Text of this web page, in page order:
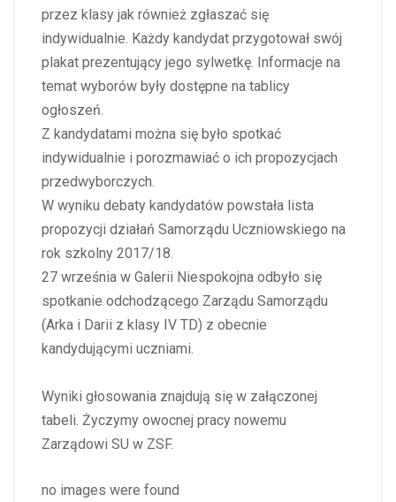
przez klasy jak również zgłaszać się
indywidualnie. Każdy kandydat przygotował swój
plakat prezentujący jego sylwetkę. Informacje na
temat wyborów były dostępne na tablicy
ogłoszeń.
Z kandydatami można się było spotkać
indywidualnie i porozmawiać o ich propozycjach
przedwyborczych.
W wyniku debaty kandydatów powstała lista
propozycji działań Samorządu Uczniowskiego na
rok szkolny 2017/18.
27 września w Galerii Niespokojna odbyło się
spotkanie odchodzącego Zarządu Samorządu
(Arka i Darii z klasy IV TD) z obecnie
kandydującymi uczniami.
Wyniki głosowania znajdują się w załączonej
tabeli. Życzymy owocnej pracy nowemu
Zarządowi SU w ZSF.
no images were found